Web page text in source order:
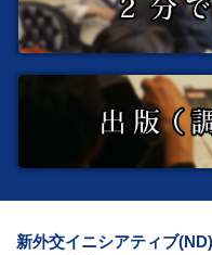
新外交イニシアティブ